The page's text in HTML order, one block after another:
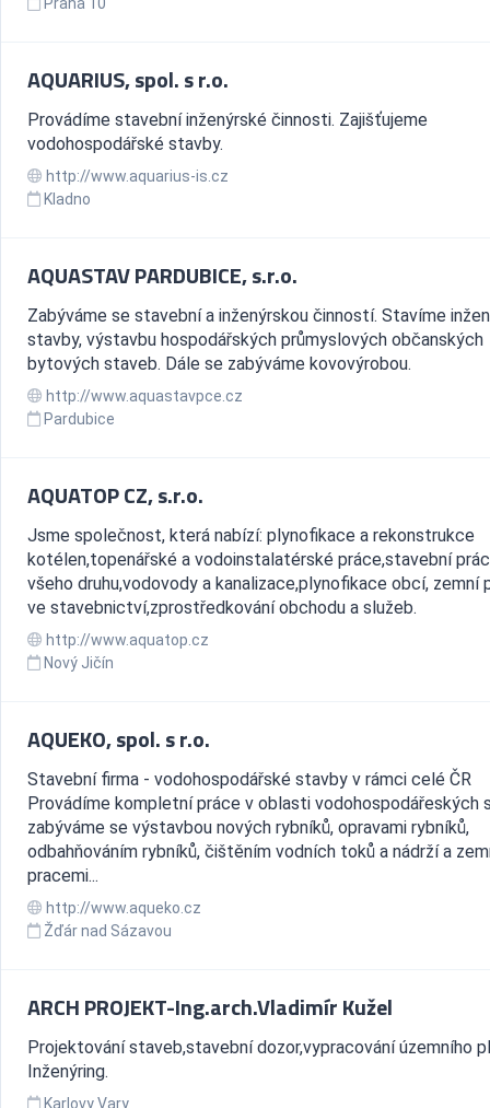
AQUARIUS, spol. s r.o.
Provádíme stavební inženýrské činnosti. Zajišťujeme
vodohospodářské stavby.
http://www.aquarius-is.cz
Kladno
AQUASTAV PARDUBICE, s.r.o.
Zabýváme se stavební a inženýrskou činností. Stavíme
stavby, výstavbu hospodářských průmyslových občanských
bytových staveb. Dále se zabýváme kovovýrobou.
http://www.aquastavpce.cz
Pardubice
AQUATOP CZ, s.r.o.
Jsme společnost, která nabízí: plynofikace a rekonstrukce
kotélen,topenářské a vodoinstalatérské práce,stavební
všeho druhu,vodovody a kanalizace,plynofikace obcí, zemní
ve stavebnictví,zprostředkování obchodu a služeb.
http://www.aquatop.cz
Nový Jičín
AQUEKO, spol. s r.o.
Stavební firma - vodohospodářské stavby v rámci celé ČR
Provádíme kompletní práce v oblasti vodohospodářeských
zabýváme se výstavbou nových rybníků, opravami rybníků,
odbahňováním rybníků, čištěním vodních toků a nádrží a
pracemi...
http://www.aqueko.cz
Žďár nad Sázavou
ARCH PROJEKT-Ing.arch.Vladimír Kužel
Projektování staveb,stavební dozor,vypracování územního
Inženýring.
Karlovy Vary